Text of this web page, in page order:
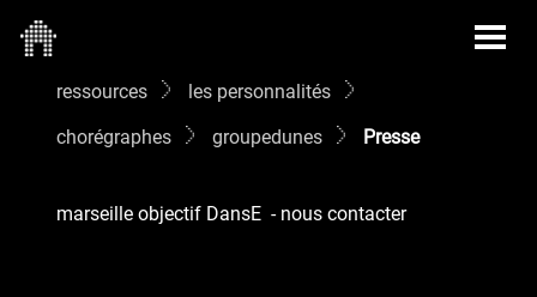
ressources
les personnalités
chorégraphes
groupedunes Presse
marseille objectif DansE - nous contacter